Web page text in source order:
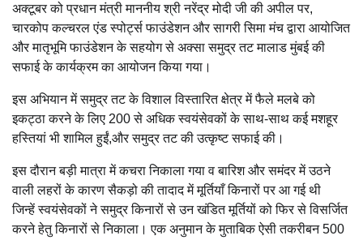
अक्टूबर को प्रधान मंत्री माननीय श्री नरेंद्र मोदी जी की अपील पर,
चारकोप कल्चरल एंड स्पोर्ट्स फाउंडेशन और सागरी सिमा मंच द्वारा आयोजित
और मातृभूमि फाउंडेशन के सहयोग से अक्सा समुद्र तट मालाड मुंबई की
सफाई के कार्यक्रम का आयोजन किया गया।
इस अभियान में समुद्र तट के विशाल विस्तारित क्षेत्र में फैले मलबे को
इकट्ठा करने के लिए 200 से अधिक स्वयंसेवकों के साथ-साथ कई मशहूर
हस्तियां भी शामिल हुईं,और समुद्र तट की उत्कृष्ट सफाई की।
इस दौरान बड़ी मात्रा में कचरा निकाला गया व बारिश और समंदर में उठने
वाली लहरों के कारण सैकड़ो की तादाद में मूर्तियाँ किनारों पर आ गई थी
जिन्हें स्वयंसेवकों ने समुद्र किनारों से उन खंडित मूर्तियों को फिर से विसर्जित
करने हेतु किनारों से निकाला। एक अनुमान के मुताबिक ऐसी तकरीबन 500